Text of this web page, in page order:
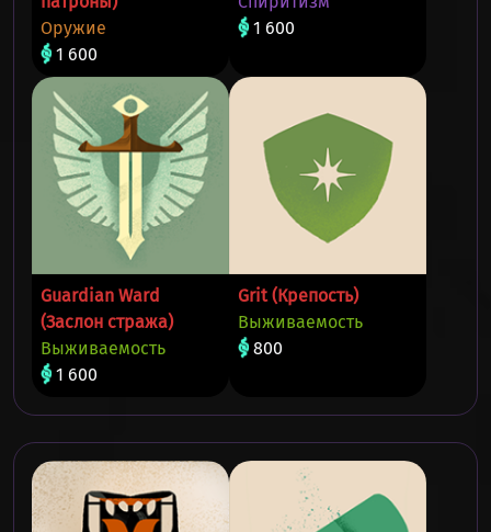
Оружие
1 600
1 600
Guardian Ward
(Заслон стража)
Выживаемость
1 600
Grit (Крепость)
Выживаемость
800